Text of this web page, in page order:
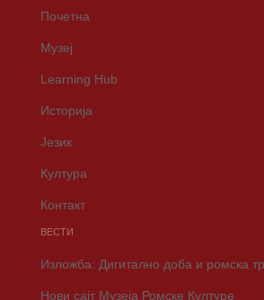
Почетна
Музеј
Learning Hub
Историја
Језик
Култура
Контакт
ВЕСТИ
Изложба: Дигитално доба и ромска
Нови сајт Музеја Ромске Културе